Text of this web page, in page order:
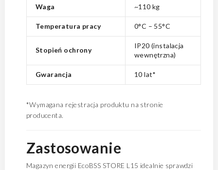
Waga ~110 kg
Temperatura pracy 0°C – 55°C
Stopień ochrony
IP20 (instalacja
wewnętrzna)
Gwarancja 10 lat*
*Wymagana rejestracja produktu na stronie
producenta.
Zastosowanie
Magazyn energii EcoBSS STORE L15 idealnie sprawdzi